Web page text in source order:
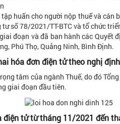
huấn cho người nộp thuế và
số 78/2021/TT-BTC và tổ chức
đoạn và đã ban hành các
Phú Thọ, Quảng Ninh, Bình Định.
hóa đơn điện tử theo nghị
tâm của ngành Thuế, do đó
giai đoạn đầu tiên.
điện tử từ tháng 11/2021 đến